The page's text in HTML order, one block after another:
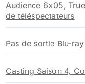
Audience 6×05,
de téléspectateurs
Pas de sortie Blu-
Casting Saison 4,